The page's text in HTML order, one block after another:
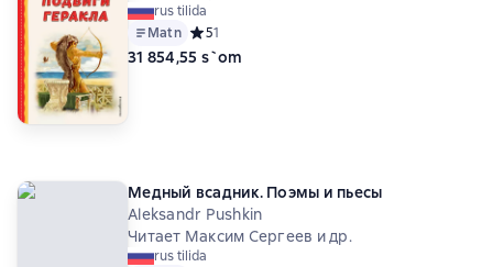
rus tilida
Matn Средний рейтинг 5 на основе 1 оценок
51
31 854,55 s`om
Медный всадник. Поэмы и пьесы
Aleksandr Pushkin
Читает Максим Сергеев и др.
rus tilida